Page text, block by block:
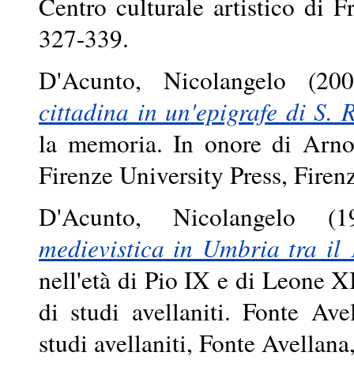
327-339.
D'Acunto, Nicolangelo
cittadina in un'epigrafe di S.
la memoria. In onore di
Firenze University Press,
D'Acunto, Nicolangelo
medievistica in Umbria tra il
nell'età di Pio IX e di Leone
di studi avellaniti. Fonte
studi avellaniti, Fonte